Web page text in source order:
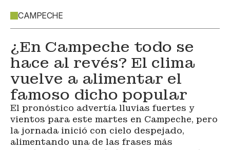
CAMPECHE
¿En Campeche todo se
hace al revés? El clima
vuelve a alimentar el
famoso dicho popular
El pronóstico advertía lluvias fuertes y
vientos para este martes en Campeche, pero
la jornada inició con cielo despejado,
alimentando una de las frases más